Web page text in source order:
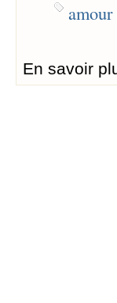
En savoir